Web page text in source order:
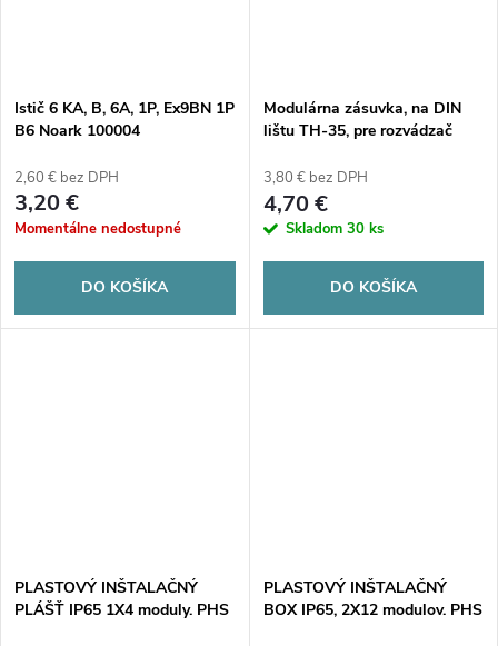
o
v
v
Istič 6 KA, B, 6A, 1P, Ex9BN 1P
B6 Noark 100004
2,60 € bez DPH
3,20 €
Momentálne nedostupné
DO KOŠÍKA
Modulárna zásuvka, na DIN
lištu TH-35, pre rozvádzač
3,80 € bez DPH
4,70 €
Skladom 30 ks
DO KOŠÍKA
PLASTOVÝ INŠTALAČNÝ
PLÁŠŤ IP65 1X4 moduly. PHS
PLASTOVÝ INŠTALAČNÝ
BOX IP65, 2X12 modulov. PHS